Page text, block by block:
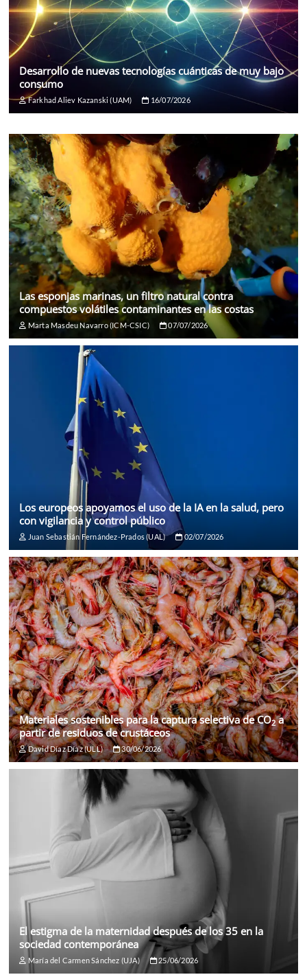
Desarrollo de nuevas tecnologías cuánticas de muy bajo
consumo
Farkhad Aliev Kazanski (UAM) 16/07/2026
Las esponjas marinas, un filtro natural contra
compuestos volátiles contaminantes en las costas
Marta Masdeu Navarro (ICM-CSIC) 07/07/2026
Los europeos apoyamos el uso de la IA en la salud, pero
con vigilancia y control público
Juan Sebastián Fernández-Prados (UAL) 02/07/2026
Materiales sostenibles para la captura selectiva de CO2a
partir de residuos de crustáceos
David Díaz Díaz (ULL) 30/06/2026
El estigma de la maternidad después de los 35 en la
sociedad contemporánea
María del Carmen Sánchez (UJA) 25/06/2026